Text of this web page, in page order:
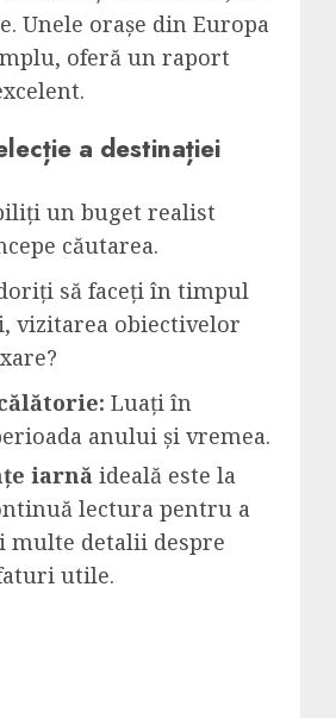
Unele orașe din Europa
oferă un raport
a destinației
un buget realist
căutarea.
să faceți în timpul
vizitarea obiectivelor
Luați în
anului și vremea.
iarnă ideală este la
lectura pentru a
multe detalii despre
utile.